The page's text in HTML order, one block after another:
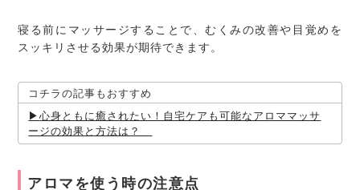
寝る前にマッサージすることで、むくみの改善や目覚めを
スッキリさせる効果が期待できます。
コチラの記事もおすすめ
心身ともに癒されたい！自宅ケアも可能なアロママッサ
ージの効果と方法は？
アロマを使う時の注意点